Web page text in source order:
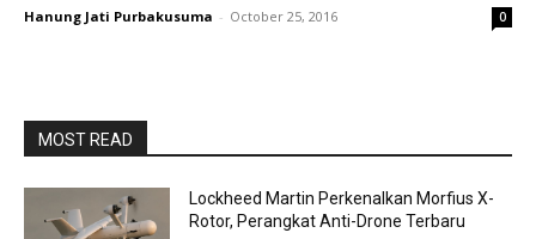
Hanung Jati Purbakusuma - October 25, 2016 0
MOST READ
Lockheed Martin Perkenalkan Morfius X-
Rotor, Perangkat Anti-Drone Terbaru